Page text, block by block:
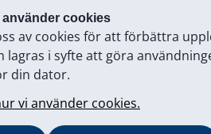
cookies
av cookies för att förbättra
lagras i syfte att göra
din dator.
vi använder cookies.